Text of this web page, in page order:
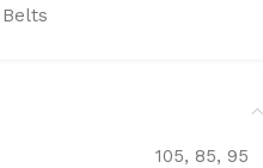
Belts
105, 85, 95